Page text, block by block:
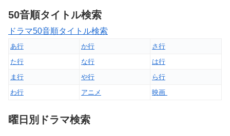
50音順タイトル検索
ドラマ50音順タイトル検索
あ行 か行
さ行
た行
な行
は行
ま行
や行
ら行
わ行
アニメ 映画
曜日別ドラマ検索